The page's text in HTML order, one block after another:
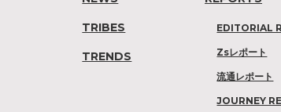
TRIBES
TRENDS
EDITORIAL
Zsレポート
流通レポート
JOURNEY